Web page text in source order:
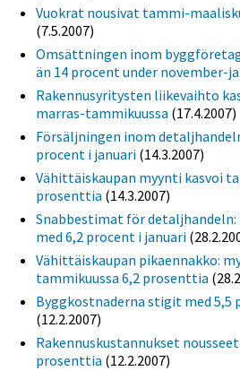
Vuokrat nousivat tammi-
(7.5.2007)
Omsättningen inom
än 14 procent under november-
Rakennusyritysten liikevaihto
marras-tammikuussa (17.4.2007)
Försäljningen inom
procent i januari (14.3.2007)
Vähittäiskaupan myynti kasvoi
prosenttia (14.3.2007)
Snabbestimat för
med 6,2 procent i januari
Vähittäiskaupan pikaennakko:
tammikuussa 6,2 prosenttia
Byggkostnaderna stigit med 5,5
(12.2.2007)
Rakennuskustannukset nousseet
prosenttia (12.2.2007)